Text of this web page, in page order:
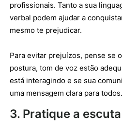
profissionais. Tanto a sua
verbal podem ajudar a
mesmo te prejudicar.
Para evitar prejuízos, pense se
postura, tom de voz estão
está interagindo e se sua
uma mensagem clara para todos.
3. Pratique a